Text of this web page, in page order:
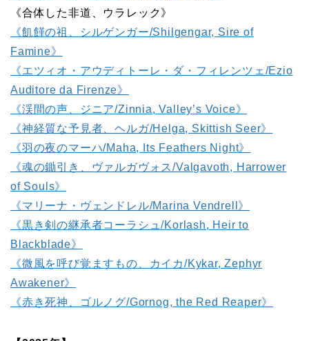
《合体した非道、ウラレック》
《飢饉の祖、シルゲンガー/Shilgengar, Sire of
Famine》
《エツィオ・アウディトーレ・ダ・フィレンツェ/Ezio
Auditore da Firenze》
《渓間の声、ジニア/Zinnia, Valley’s Voice》
《神経質な予見者、ヘルガ/Helga, Skittish Seer》
《羽の夜のマーハ/Maha, Its Feathers Night》
《魂の鋤引き、ヴァルガヴォス/Valgavoth, Harrower
of Souls》
《マリーナ・ヴェンドレル/Marina Vendrell》
《黒き剣の継承者コーラシュ/Korlash, Heir to
Blackblade》
《微風を呼び覚ますもの、カイカ/Kykar, Zephyr
Awakener》
《赤き死神、ゴルノグ/Gornog, the Red Reaper》